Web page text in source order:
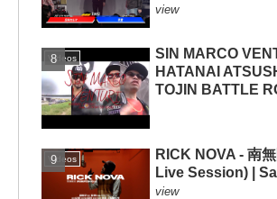
view
Videos
SIN MARCO
HATANAI
TOJIN BATTLE
Videos
RICK NOVA - 南
Live Session) |
view